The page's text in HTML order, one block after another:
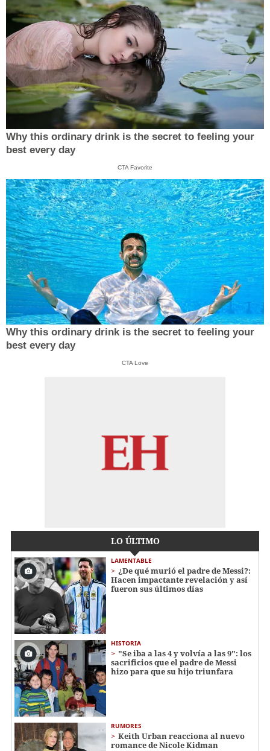
Why this ordinary drink is the secret to feeling your
best every day
CTA Favorite
Why this ordinary drink is the secret to feeling your
best every day
CTA Love
LO ÚLTIMO
LAMENTABLE
¿De qué murió el padre de Messi?:
Hacen impactante revelación y así
fueron sus últimos días
HISTORIA
"Se iba a las 4 y volvía a las 9": los
sacrificios que el padre de Messi
hizo para que su hijo triunfara
RUMORES
Keith Urban reacciona al nuevo
romance de Nicole Kidman